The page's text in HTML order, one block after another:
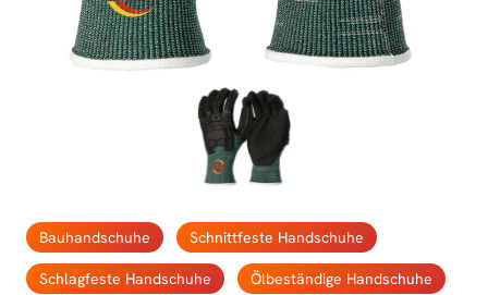
Bauhandschuhe Schnittfeste Handschuhe
Schlagfeste Handschuhe Ölbeständige Handschuhe